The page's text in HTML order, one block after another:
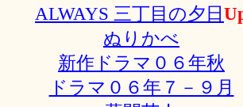
ALWAYS 三丁目の夕日
ぬりかべ
新作ドラマ０６年秋
ドラマ０６年７－９月